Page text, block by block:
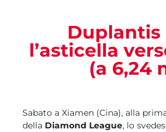
Duplantis
l’asticella
(a 6,24
Sabato a Xiamen (Cina), alla
della Diamond League, lo